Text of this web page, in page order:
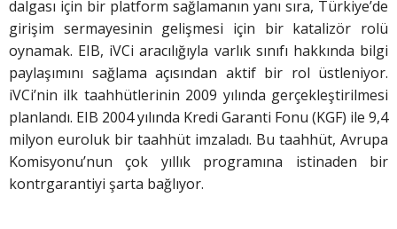
dalgası için bir platform sağlamanın yanı sıra, Türkiye’de
girişim sermayesinin gelişmesi için bir katalizör rolü
oynamak. EIB, iVCi aracılığıyla varlık sınıfı hakkında bilgi
paylaşımını sağlama açısından aktif bir rol üstleniyor.
iVCi’nin ilk taahhütlerinin 2009 yılında gerçekleştirilmesi
planlandı. EIB 2004 yılında Kredi Garanti Fonu (KGF) ile 9,4
milyon euroluk bir taahhüt imzaladı. Bu taahhüt, Avrupa
Komisyonu’nun çok yıllık programına istinaden bir
kontrgarantiyi şarta bağlıyor.